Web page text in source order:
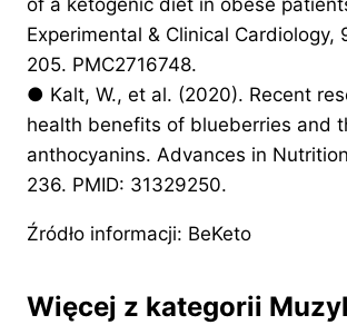
of a ketogenic diet in obese
Experimental & Clinical Cardiology,
205. PMC2716748.
● Kalt, W., et al. (2020). Recent
health benefits of blueberries and
anthocyanins. Advances in
236. PMID: 31329250.
Źródło informacji: BeKeto
Więcej z kategorii